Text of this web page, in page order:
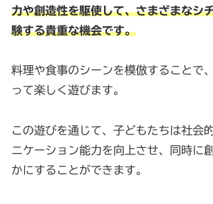
力や創造性を駆使して、さまざまなシ
験する貴重な機会です。
料理や食事のシーンを模倣することで
って楽しく遊びます。
この遊びを通じて、子どもたちは社会
ニケーション能力を向上させ、同時に
かにすることができます。